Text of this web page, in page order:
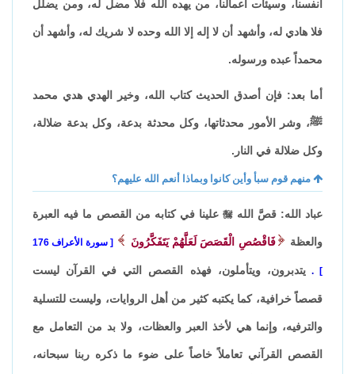
أنفسنا، وسيئات أعمالنا، من يهده الله فلا مضل له، ومن يضلل
فلا هادي له، وأشهد أن لا إله إلا الله وحده لا شريك له، وأشهد أن
محمداً عبده ورسوله.
أما بعد: فإن أصدق الحديث كتاب الله، وخير الهدي هدي محمد
ﷺ، وشر الأمور محدثاتها، وكل محدثة بدعة، وكل بدعة ضلالة،
وكل ضلالة في النار.
منهم قوم سبأ وأين كانوا وبماذا أنعم الله عليهم؟
عباد الله: قصَّ اللهعلينا في كتابه من القصص ما فيه العبرة
والعظة فَاقْصُصِ الْقَصَصَ لَعَلَّهُمْ يَتَفَكَّرُونَ سورة الأعراف 176
.يتدبرون، ويتأملون، فهذه القصص التي في القرآن ليست
قصصاً خرافية، كما يكتبه كثير من أهل الروايات، وليست للتسلية
والترفيه، وإنما هي لأخذ العبر والعظات، ولا بد من التعامل مع
القصص القرآني تعاملاً خاصاً على ضوء ما ذكره ربنا سبحانه،